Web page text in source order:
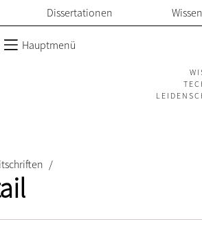
Dissertationen
Hauptmenü
/